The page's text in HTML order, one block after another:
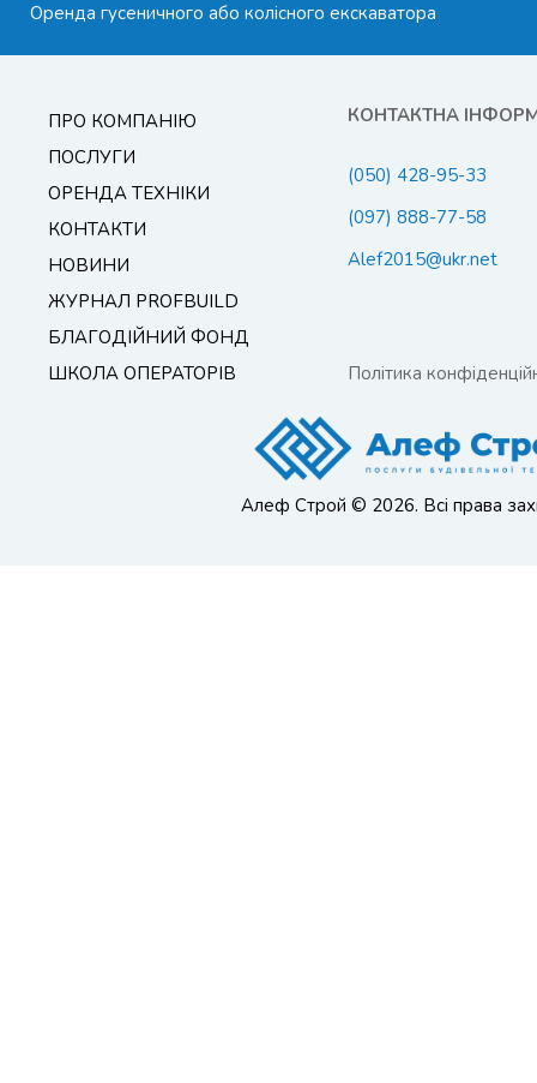
Оренда гусеничного або колісного екскаватора
ПРО КОМПАНІЮ
ПОСЛУГИ
ОРЕНДА ТЕХНІКИ
КОНТАКТИ
НОВИНИ
ЖУРНАЛ PROFBUILD
БЛАГОДІЙНИЙ ФОНД
ШКОЛА ОПЕРАТОРІВ
КОНТАКТНА
(050) 428-95-33
(097) 888-77-58
Alef2015@ukr.net
Політика
Алеф Строй © 2026. Всі права